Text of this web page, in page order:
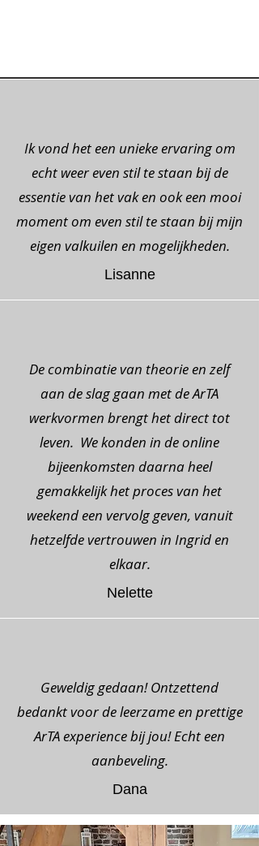
Ik vond het een unieke ervaring om
echt weer even stil te staan bij de
essentie van het vak en ook een mooi
moment om even stil te staan bij mijn
eigen valkuilen en mogelijkheden.
Lisanne
De combinatie van theorie en zelf
aan de slag gaan met de ArTA
werkvormen brengt het direct tot
leven. We konden in de online
bijeenkomsten daarna heel
gemakkelijk het proces van het
weekend een vervolg geven, vanuit
hetzelfde vertrouwen in Ingrid en
elkaar.
Nelette
Geweldig gedaan! Ontzettend
bedankt voor de leerzame en prettige
ArTA experience bij jou! Echt een
aanbeveling.
Dana